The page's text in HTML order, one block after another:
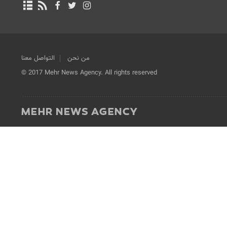
من نحن
التواصل معنا
© 2017 Mehr News Agency. All rights reserved